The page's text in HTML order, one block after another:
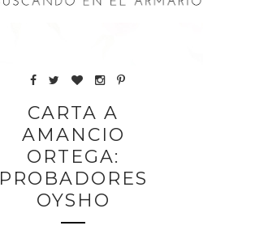
CARTA A
AMANCIO
ORTEGA:
PROBADORES
OYSHO